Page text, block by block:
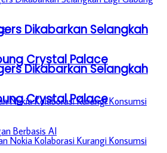
Dikabarkan Selangkah
Crystal Palace
Dikabarkan Selangkah
Crystal Palace